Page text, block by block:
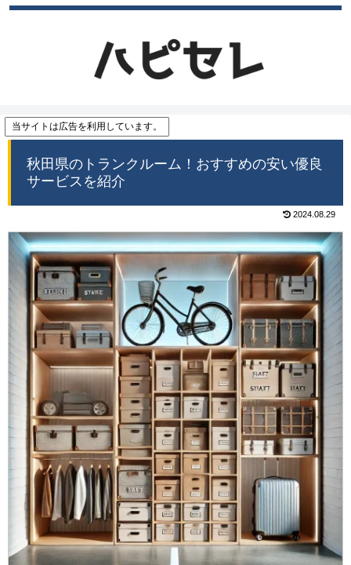
当サイトは広告を利用しています。
秋田県のトランクルーム！おすすめの安い優良
サービスを紹介
2024.08.29